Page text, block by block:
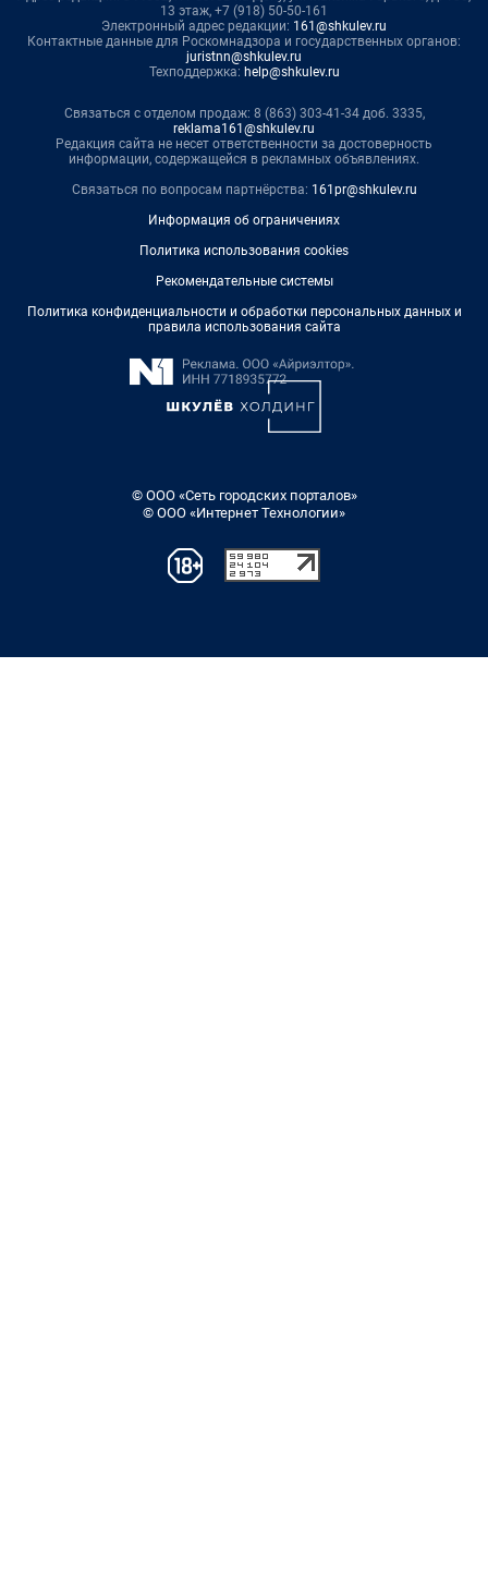
13 этаж, +7 (918) 50-50-161
Электронный адрес редакции: 161@shkulev.ru
Контактные данные для Роскомнадзора и государственных органов:
juristnn@shkulev.ru
Техподдержка: help@shkulev.ru
Связаться с отделом продаж: 8 (863) 303-41-34 доб. 3335,
reklama161@shkulev.ru
Редакция сайта не несет ответственности за достоверность
информации, содержащейся в рекламных объявлениях.
Связаться по вопросам партнёрства: 161pr@shkulev.ru
Информация об ограничениях
Политика использования cookies
Рекомендательные системы
Политика конфиденциальности и обработки персональных данных и
правила использования сайта
© ООО «Сеть городских порталов»
© ООО «Интернет Технологии»